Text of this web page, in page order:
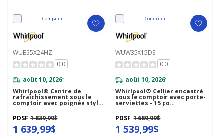
Comparer
WUB35X24HZ
0.0
août 10, 2026*
Whirlpool® Centre de
rafraîchissement sous le
comptoir avec poignée style
porte-serviette - 24 po - 5.2
pi cu WUB35X24HZ
PDSF 1 839,99$
1 639,99$
Comparer
WUW35X15DS
0.0
août 10, 2026*
Whirlpool® Cellier encastré
sous le comptoir avec porte-
serviettes - 15 po
PDSF 1 689,99$
1 539,99$